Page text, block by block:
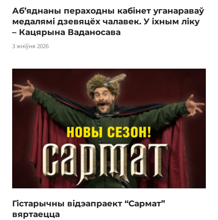
Аб’яднаны пераходны кабінет уганараваў
медалямі дзевяцёх чалавек. У іхным ліку
– Кацярына Ваданосава
3 жніўня 2026
Гістарычны відэапраект “Сармат”
вяртаецца